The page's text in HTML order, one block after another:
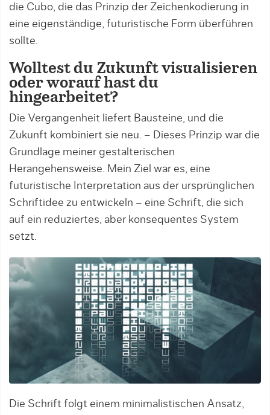
die Cubo, die das Prinzip der Zeichenkodierung in
eine eigenständige, futuristische Form überführen
sollte.
Wolltest du Zukunft visualisieren
oder worauf hast du
hingearbeitet?
Die Vergangenheit liefert Bausteine, und die
Zukunft kombiniert sie neu. – Dieses Prinzip war die
Grundlage meiner gestalterischen
Herangehensweise. Mein Ziel war es, eine
futuristische Interpretation aus der ursprünglichen
Schriftidee zu entwickeln – eine Schrift, die sich
auf ein reduziertes, aber konsequentes System
setzt.
Die Schrift folgt einem minimalistischen Ansatz,